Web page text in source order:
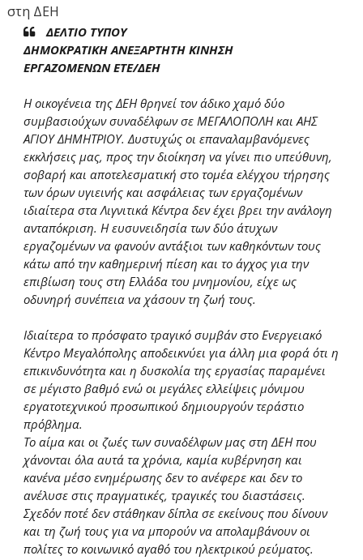
στη ΔΕΗ
ΔΕΛΤΙΟ ΤΥΠΟΥ
ΔΗΜΟΚΡΑΤΙΚΗ ΑΝΕΞΑΡΤΗΤΗ ΚΙΝΗΣΗ
ΕΡΓΑΖΟΜΕΝΩΝ ΕΤΕ/ΔΕΗ
Η οικογένεια της ΔΕΗ θρηνεί τον άδικο χαμό δύο
συμβασιούχων συναδέλφων σε ΜΕΓΑΛΟΠΟΛΗ και ΑΗΣ
ΑΓΙΟΥ ΔΗΜΗΤΡΙΟΥ. Δυστυχώς οι επαναλαμβανόμενες
εκκλήσεις μας, προς την διοίκηση να γίνει πιο υπεύθυνη,
σοβαρή και αποτελεσματική στο τομέα ελέγχου τήρησης
των όρων υγιεινής και ασφάλειας των εργαζομένων
ιδιαίτερα στα Λιγνιτικά Κέντρα δεν έχει βρει την ανάλογη
ανταπόκριση. Η ευσυνειδησία των δύο άτυχων
εργαζομένων να φανούν αντάξιοι των καθηκόντων τους
κάτω από την καθημερινή πίεση και το άγχος για την
επιβίωση τους στη Ελλάδα του μνημονίου, είχε ως
οδυνηρή συνέπεια να χάσουν τη ζωή τους.
Ιδιαίτερα το πρόσφατο τραγικό συμβάν στο Ενεργειακό
Κέντρο Μεγαλόπολης αποδεικνύει για άλλη μια φορά ότι η
επικινδυνότητα και η δυσκολία της εργασίας παραμένει
σε μέγιστο βαθμό ενώ οι μεγάλες ελλείψεις μόνιμου
εργατοτεχνικού προσωπικού δημιουργούν τεράστιο
πρόβλημα.
Το αίμα και οι ζωές των συναδέλφων μας στη ΔΕΗ που
χάνονται όλα αυτά τα χρόνια, καμία κυβέρνηση και
κανένα μέσο ενημέρωσης δεν το ανέφερε και δεν το
ανέλυσε στις πραγματικές, τραγικές του διαστάσεις.
Σχεδόν ποτέ δεν στάθηκαν δίπλα σε εκείνους που δίνουν
και τη ζωή τους για να μπορούν να απολαμβάνουν οι
πολίτες το κοινωνικό αγαθό του ηλεκτρικού ρεύματος.